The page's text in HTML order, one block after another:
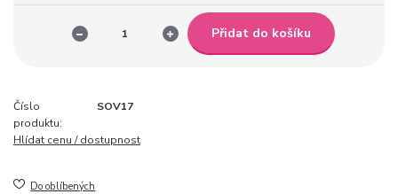
Přidat do košíku
Číslo
produktu:
SOV17
Hlídat cenu / dostupnost
Do oblíbených